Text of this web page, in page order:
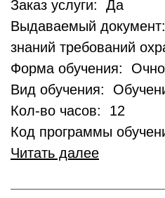
Заказ услуги: Да
Выдаваемый
знаний требований
Форма обучения:
Вид обучения:
Кол-во часов: 12
Код программы
Читать далее